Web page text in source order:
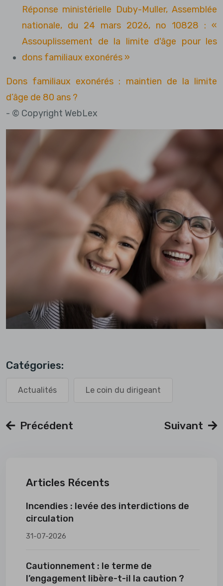
Réponse ministérielle Duby-Muller, Assemblée
nationale, du 24 mars 2026, no 10828 : «
Assouplissement de la limite d'âge pour les
dons familiaux exonérés »
Dons familiaux exonérés : maintien de la limite
d’âge de 80 ans ?
- © Copyright WebLex
Catégories:
Actualités Le coin du dirigeant
Précédent Suivant
Articles Récents
Incendies : levée des interdictions de
circulation
31-07-2026
Cautionnement : le terme de
l’engagement libère-t-il la caution ?